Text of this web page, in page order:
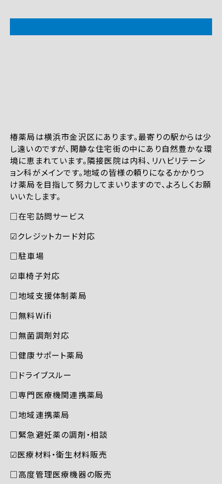
椿薬局は横浜市金沢区にあります。最寄りの駅からは少
し遠いのですが、閑静な住宅街の中にあり自然豊かな環
境に恵まれています。隣接医院は内科、リハビリテーシ
ョン科がメインです。地域の皆様の頼りになるかかりつ
け薬局を目指して努力してまいりますので、よろしくお願
いいたします。
□在宅訪問サービス
☑︎クレジットカード対応
□駐車場
☑︎車椅子対応
□地域支援体制薬局
□無料Wifi
□無菌調剤対応
□健康サポート薬局
□ドライブスルー
□専門医療機関連携薬局
□地域連携薬局
□緊急避妊薬の調剤・相談
☑︎医療材料・衛生材料販売
□高度管理医療機器の販売